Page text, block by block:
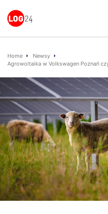
Home
Newsy
Agrowoltaika w Volkswagen Poznań